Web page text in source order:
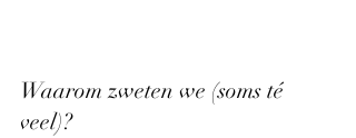
Waarom zweten we (soms té
veel)?